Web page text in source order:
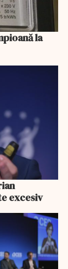
excesiv